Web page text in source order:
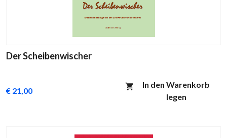
Der Scheibenwischer
€ 21,00
In den Warenkorb
legen